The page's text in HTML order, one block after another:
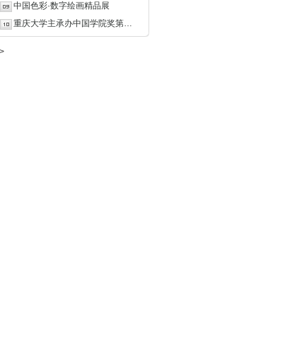
中国色彩·数字绘画精品展
重庆大学主承办中国学院奖第…